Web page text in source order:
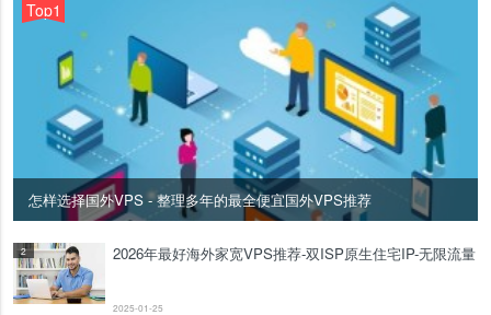
Top1
怎样选择国外VPS - 整理多年的最全便宜国外VPS推荐
2 2026年最好海外家宽VPS推荐-双ISP原生住宅IP-无限流量
2025-01-25